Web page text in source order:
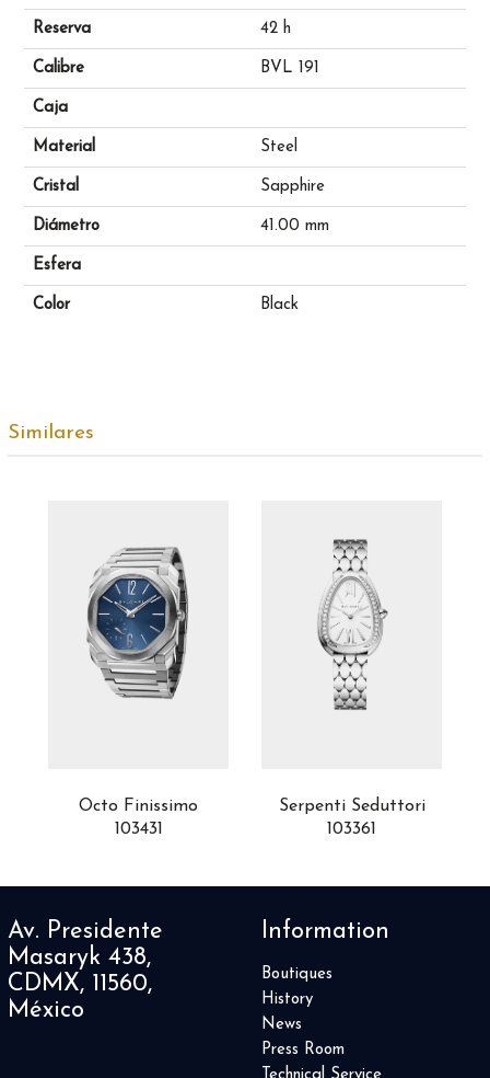
Reserva 42 h
Calibre BVL 191
Caja
Material Steel
Cristal Sapphire
Diámetro 41.00 mm
Esfera
Color Black
Similares
Octo Finissimo
103431
Serpenti Seduttori
103361
Av. Presidente
Masaryk 438,
CDMX, 11560,
México
Information
Boutiques
History
News
Press Room